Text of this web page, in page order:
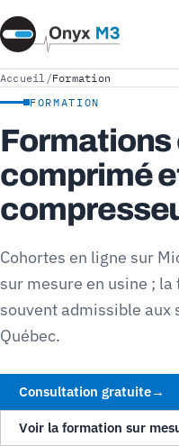
Accueil /Formation
FORMATION
Formations
comprimé
Cohortes en ligne sur
sur mesure en usine ;
souvent admissible aux
Québec.
Consultation gratuite→
Voir la formation sur